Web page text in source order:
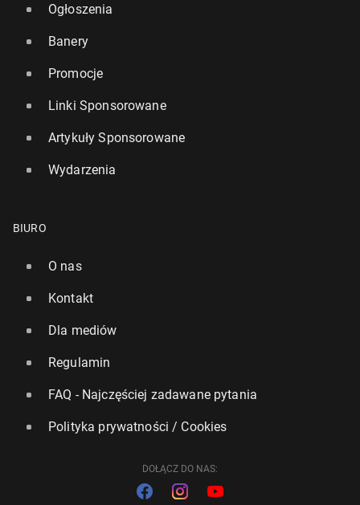
Ogłoszenia
Banery
Promocje
Linki Sponsorowane
Artykuły Sponsorowane
Wydarzenia
BIURO
O nas
Kontakt
Dla mediów
Regulamin
FAQ - Najczęściej zadawane pytania
Polityka prywatności / Cookies
DOŁĄCZ DO NAS: